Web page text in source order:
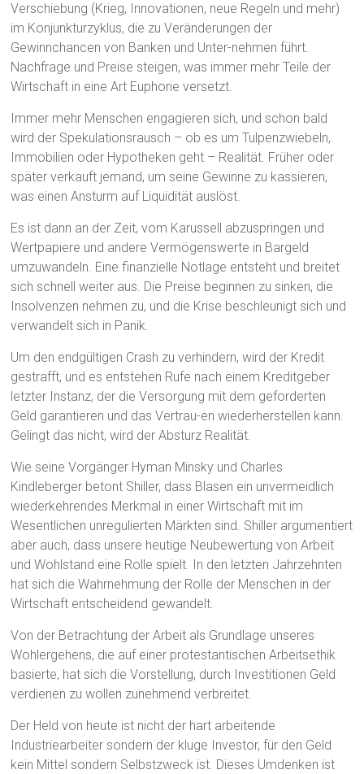
Verschiebung (Krieg, Innovationen, neue Regeln und mehr)
im Konjunkturzyklus, die zu Veränderungen der
Gewinnchancen von Banken und Unter-nehmen führt.
Nachfrage und Preise steigen, was immer mehr Teile der
Wirtschaft in eine Art Euphorie versetzt.
Immer mehr Menschen engagieren sich, und schon bald
wird der Spekulationsrausch – ob es um Tulpenzwiebeln,
Immobilien oder Hypotheken geht – Realität. Früher oder
später verkauft jemand, um seine Gewinne zu kassieren,
was einen Ansturm auf Liquidität auslöst.
Es ist dann an der Zeit, vom Karussell abzuspringen und
Wertpapiere und andere Vermögenswerte in Bargeld
umzuwandeln. Eine finanzielle Notlage entsteht und breitet
sich schnell weiter aus. Die Preise beginnen zu sinken, die
Insolvenzen nehmen zu, und die Krise beschleunigt sich und
verwandelt sich in Panik.
Um den endgültigen Crash zu verhindern, wird der Kredit
gestrafft, und es entstehen Rufe nach einem Kreditgeber
letzter Instanz, der die Versorgung mit dem geforderten
Geld garantieren und das Vertrau-en wiederherstellen kann.
Gelingt das nicht, wird der Absturz Realität.
Wie seine Vorgänger Hyman Minsky und Charles
Kindleberger betont Shiller, dass Blasen ein unvermeidlich
wiederkehrendes Merkmal in einer Wirtschaft mit im
Wesentlichen unregulierten Märkten sind. Shiller argumentiert
aber auch, dass unsere heutige Neubewertung von Arbeit
und Wohlstand eine Rolle spielt. In den letzten Jahrzehnten
hat sich die Wahrnehmung der Rolle der Menschen in der
Wirtschaft entscheidend gewandelt.
Von der Betrachtung der Arbeit als Grundlage unseres
Wohlergehens, die auf einer protestantischen Arbeitsethik
basierte, hat sich die Vorstellung, durch Investitionen Geld
verdienen zu wollen zunehmend verbreitet.
Der Held von heute ist nicht der hart arbeitende
Industriearbeiter sondern der kluge Investor, für den Geld
kein Mittel sondern Selbstzweck ist. Dieses Umdenken ist